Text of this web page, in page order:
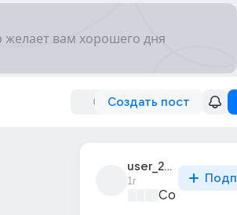
Создать пост
user_269579619
1г
Собираем